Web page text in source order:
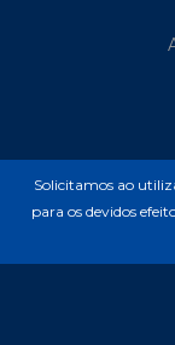
Solicitamos ao
para os devidos